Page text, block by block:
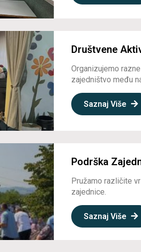
Društvene
Organizujemo
zajedništvo među
Saznaj Više
Podrška
Pružamo različite
zajednice.
Saznaj Više